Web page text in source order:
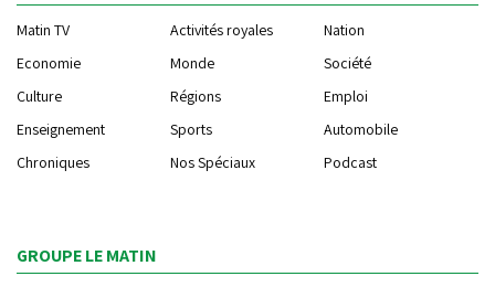
Matin TV Activités royales
Nation
Economie
Monde
Société
Culture
Régions
Emploi
Enseignement
Sports
Automobile
Chroniques
Nos Spéciaux Podcast
GROUPE LE MATIN